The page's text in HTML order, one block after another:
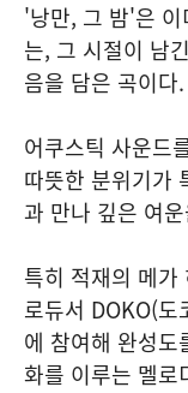
'낭만, 그 밤'은
는, 그 시절이 남
음을 담은 곡이다.
어쿠스틱 사운드
따뜻한 분위기가
과 만나 깊은 여
특히 적재의 메
로듀서 DOKO(
에 참여해 완성
화를 이루는 멜로